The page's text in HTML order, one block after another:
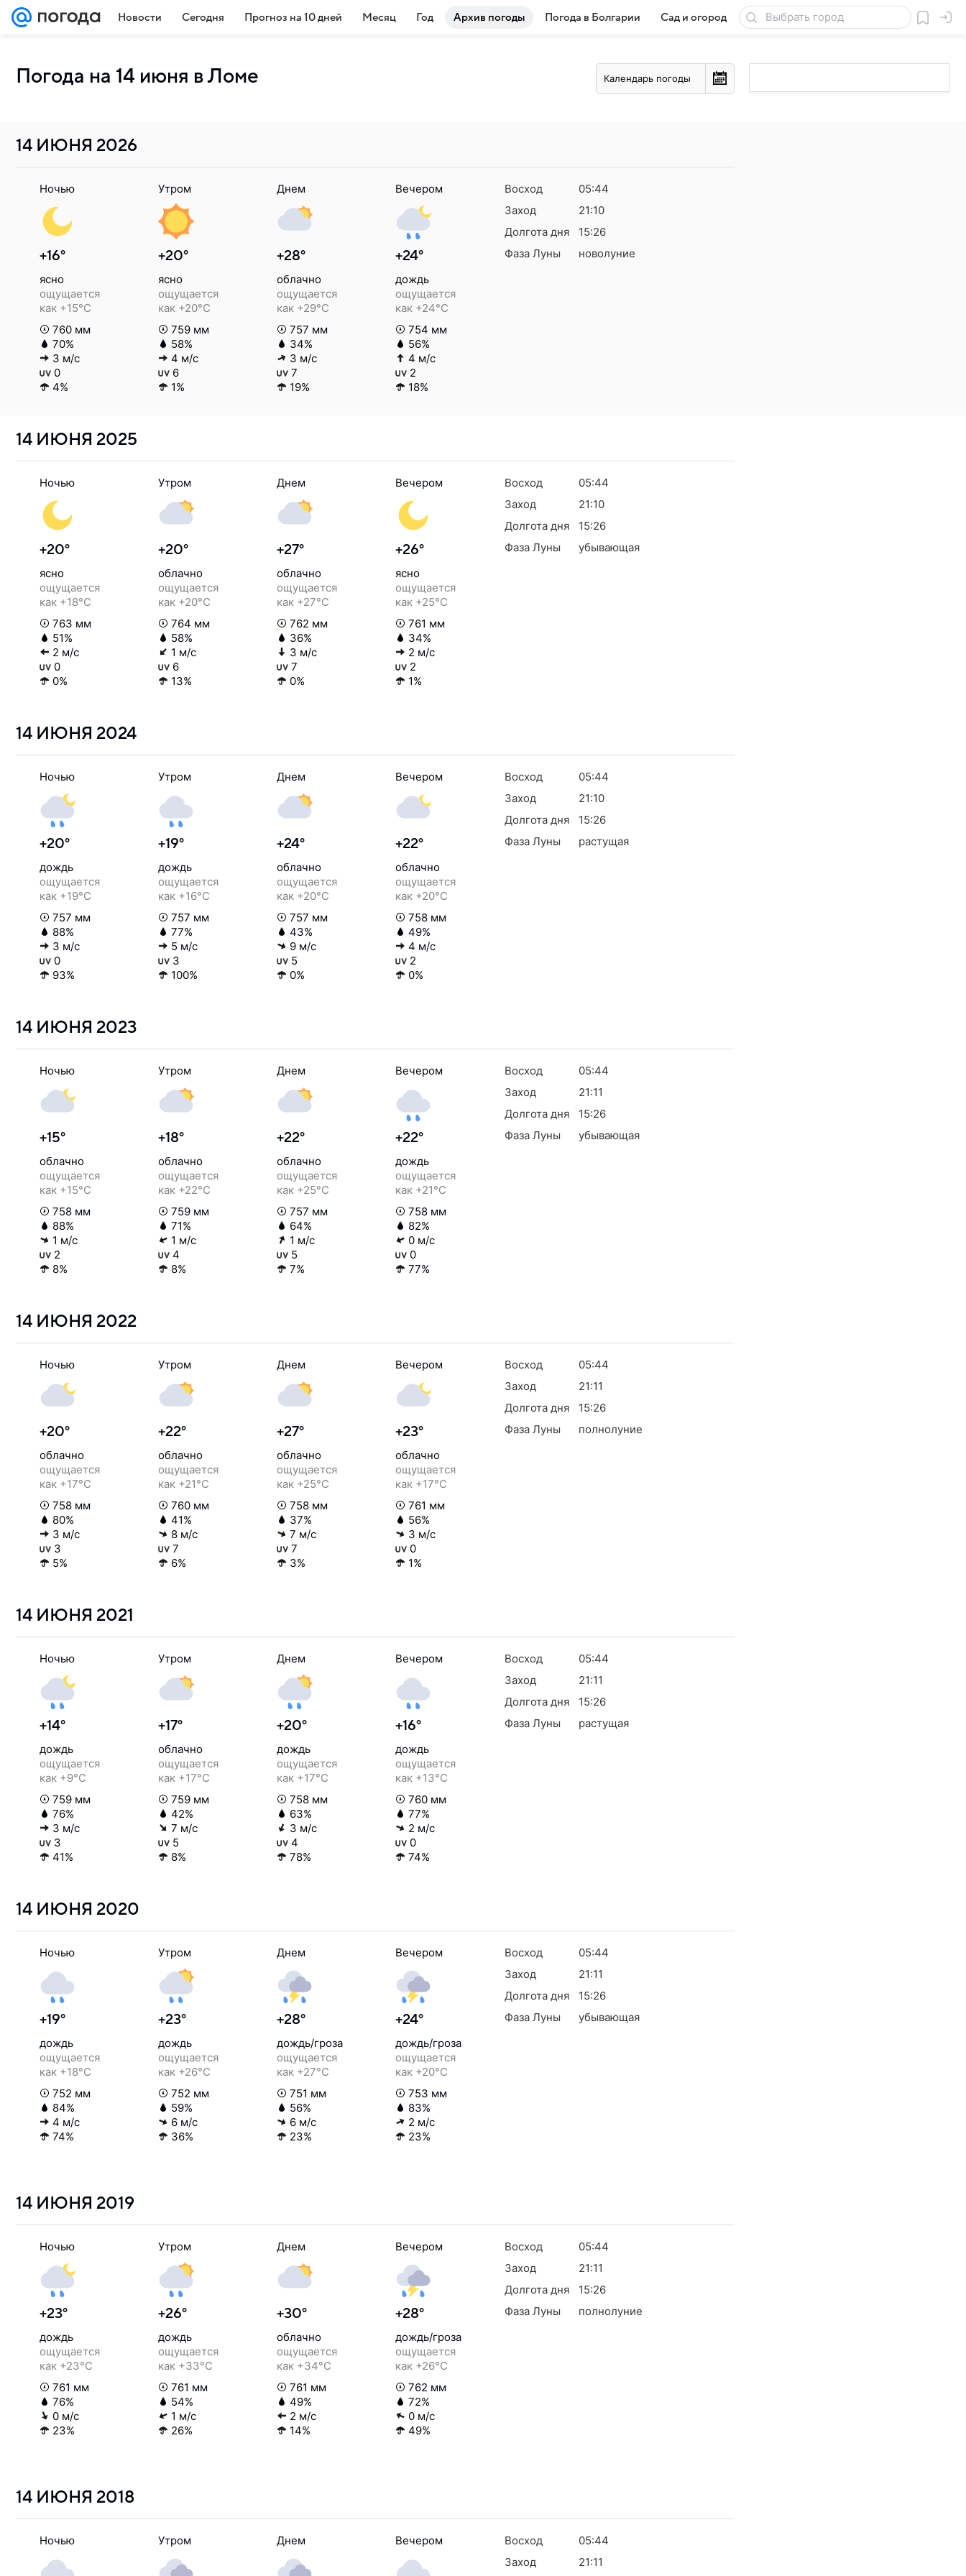
Новости Сегодня Прогноз на 10 дней Месяц Год Архив погоды Погода в Болгарии Сад и огород Товары для дачи
Погода на 14 июня в Ломе Календарь погоды
14 ИЮНЯ 2026
Ночью
+16°
ясно
ощущается
как +15°C
760 мм
70%
3 м/с
0
4%
Утром
+20°
ясно
ощущается
как +20°C
759 мм
58%
4 м/с
6
1%
Днем
+28°
облачно
ощущается
как +29°C
757 мм
34%
3 м/с
7
19%
Вечером
+24°
дождь
ощущается
как +24°C
754 мм
56%
4 м/с
2
18%
Восход
05:44
Заход
21:10
Долгота дня
15:26
Фаза Луны
новолуние
14 ИЮНЯ 2025
Ночью
+20°
ясно
ощущается
как +18°C
763 мм
51%
2 м/с
0
0%
Утром
+20°
облачно
ощущается
как +20°C
764 мм
58%
1 м/с
6
13%
Днем
+27°
облачно
ощущается
как +27°C
762 мм
36%
3 м/с
7
0%
Вечером
+26°
ясно
ощущается
как +25°C
761 мм
34%
2 м/с
2
1%
Восход
05:44
Заход
21:10
Долгота дня
15:26
Фаза Луны
убывающая
14 ИЮНЯ 2024
Ночью
+20°
дождь
ощущается
как +19°C
757 мм
88%
3 м/с
0
93%
Утром
+19°
дождь
ощущается
как +16°C
757 мм
77%
5 м/с
3
100%
Днем
+24°
облачно
ощущается
как +20°C
757 мм
43%
9 м/с
5
0%
Вечером
+22°
облачно
ощущается
как +20°C
758 мм
49%
4 м/с
2
0%
Восход
05:44
Заход
21:10
Долгота дня
15:26
Фаза Луны
растущая
14 ИЮНЯ 2023
Ночью
+15°
облачно
ощущается
как +15°C
758 мм
88%
1 м/с
2
8%
Утром
+18°
облачно
ощущается
как +22°C
759 мм
71%
1 м/с
4
8%
Днем
+22°
облачно
ощущается
как +25°C
757 мм
64%
1 м/с
5
7%
Вечером
+22°
дождь
ощущается
как +21°C
758 мм
82%
0 м/с
0
77%
Восход
05:44
Заход
21:11
Долгота дня
15:26
Фаза Луны
убывающая
14 ИЮНЯ 2022
Ночью
+20°
облачно
ощущается
как +17°C
758 мм
80%
3 м/с
3
5%
Утром
+22°
облачно
ощущается
как +21°C
760 мм
41%
8 м/с
7
6%
Днем
+27°
облачно
ощущается
как +25°C
758 мм
37%
7 м/с
7
3%
Вечером
+23°
облачно
ощущается
как +17°C
761 мм
56%
3 м/с
0
1%
Восход
05:44
Заход
21:11
Долгота дня
15:26
Фаза Луны
полнолуние
14 ИЮНЯ 2021
Ночью
+14°
дождь
ощущается
как +9°C
759 мм
76%
3 м/с
3
41%
Утром
+17°
облачно
ощущается
как +17°C
759 мм
42%
7 м/с
5
8%
Днем
+20°
дождь
ощущается
как +17°C
758 мм
63%
3 м/с
4
78%
Вечером
+16°
дождь
ощущается
как +13°C
760 мм
77%
2 м/с
0
74%
Восход
05:44
Заход
21:11
Долгота дня
15:26
Фаза Луны
растущая
14 ИЮНЯ 2020
Ночью
+19°
дождь
ощущается
как +18°C
752 мм
84%
4 м/с
74%
Утром
+23°
дождь
ощущается
как +26°C
752 мм
59%
6 м/с
36%
Днем
+28°
дождь/гроза
ощущается
как +27°C
751 мм
56%
6 м/с
23%
Вечером
+24°
дождь/гроза
ощущается
как +20°C
753 мм
83%
2 м/с
23%
Восход
05:44
Заход
21:11
Долгота дня
15:26
Фаза Луны
убывающая
14 ИЮНЯ 2019
Ночью
+23°
дождь
ощущается
как +23°C
761 мм
76%
0 м/с
23%
Утром
+26°
дождь
ощущается
как +33°C
761 мм
54%
1 м/с
26%
Днем
+30°
облачно
ощущается
как +34°C
761 мм
49%
2 м/с
14%
Вечером
+28°
дождь/гроза
ощущается
как +26°C
762 мм
72%
0 м/с
49%
Восход
05:44
Заход
21:11
Долгота дня
15:26
Фаза Луны
полнолуние
14 ИЮНЯ 2018
Ночью Утром Днем Вечером Восход
05:44
Заход
21:11